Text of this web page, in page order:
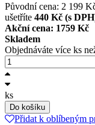
Původní cena: 2 199
ušetříte 440 Kč (s
Akční cena: 1759 Kč
Skladem
Objednáváte více ks
ks
Do košíku
Přidat k oblíbeným